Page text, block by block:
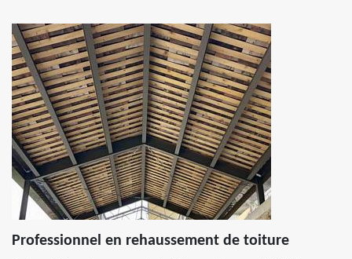
Professionnel en rehaussement de toiture